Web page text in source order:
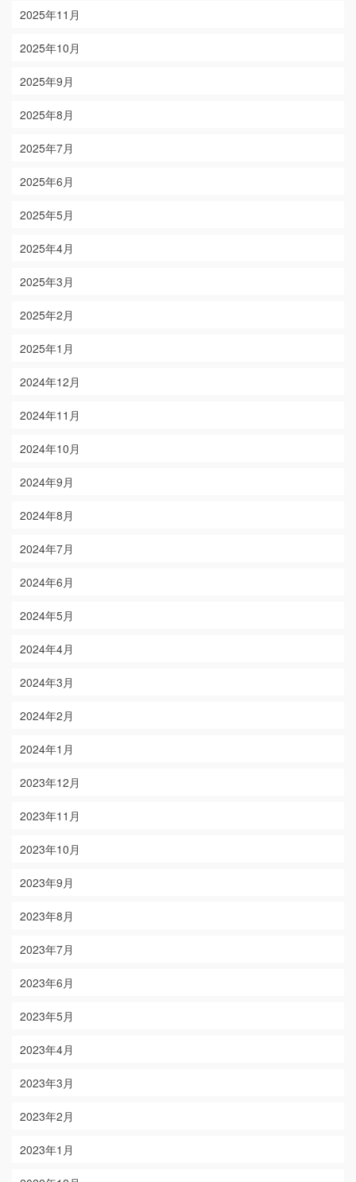
2025年11月
2025年10月
2025年9月
2025年8月
2025年7月
2025年6月
2025年5月
2025年4月
2025年3月
2025年2月
2025年1月
2024年12月
2024年11月
2024年10月
2024年9月
2024年8月
2024年7月
2024年6月
2024年5月
2024年4月
2024年3月
2024年2月
2024年1月
2023年12月
2023年11月
2023年10月
2023年9月
2023年8月
2023年7月
2023年6月
2023年5月
2023年4月
2023年3月
2023年2月
2023年1月